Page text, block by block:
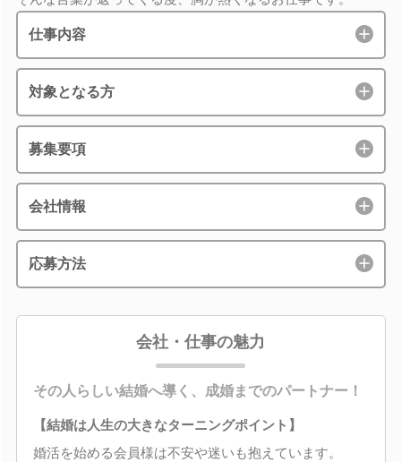
仕事内容
対象となる方
募集要項
会社情報
応募方法
会社・仕事の魅力
その人らしい結婚へ導く、成婚までのパートナー！
【結婚は人生の大きなターニングポイント】
婚活を始める会員様は不安や迷いも抱えています。